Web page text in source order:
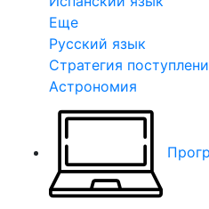
Еще
Русский язык
Стратегия
Астрономия